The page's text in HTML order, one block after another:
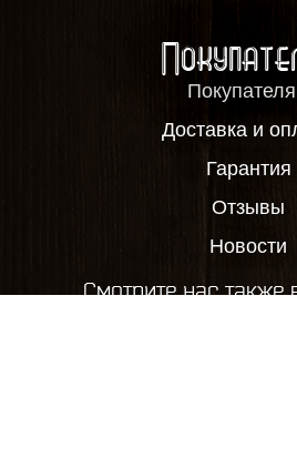
Доставка и
Гарантия
Отзывы
Новости
Смотрите нас